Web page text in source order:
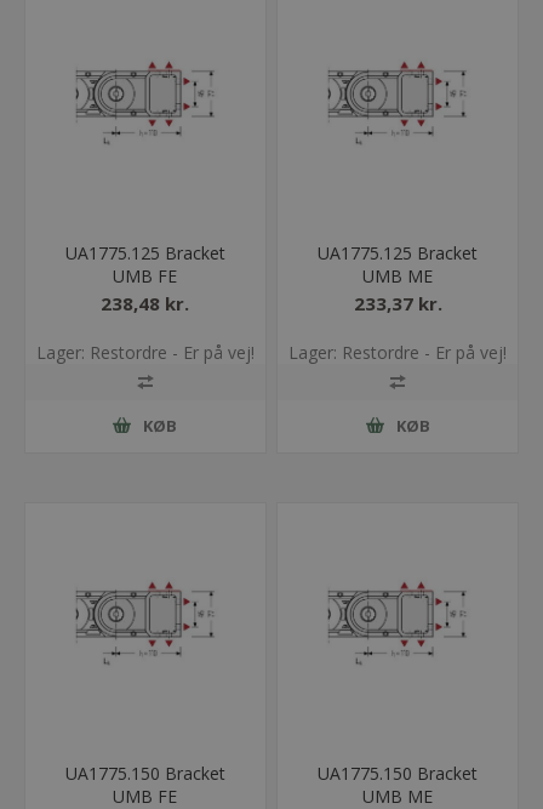
UA1775.125 Bracket
UMB FE
238,48 kr.
Lager: Restordre - Er på vej!
KØB
UA1775.125 Bracket
UMB ME
233,37 kr.
Lager: Restordre - Er på vej!
KØB
UA1775.150 Bracket
UMB FE
UA1775.150 Bracket
UMB ME